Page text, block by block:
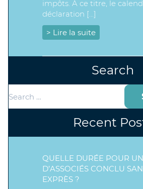
impôts. À ce titre, le
déclaration […]
> Lire la suite
Search
for:
Recent
QUELLE DURÉE POUR
D’ASSOCIÉS CONCLU
EXPRÈS ?